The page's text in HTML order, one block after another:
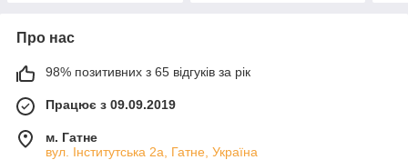
Про нас
98% позитивних з 65 відгуків за рік
Працює з 09.09.2019
м. Гатне
вул. Інститутська 2а, Гатне, Україна